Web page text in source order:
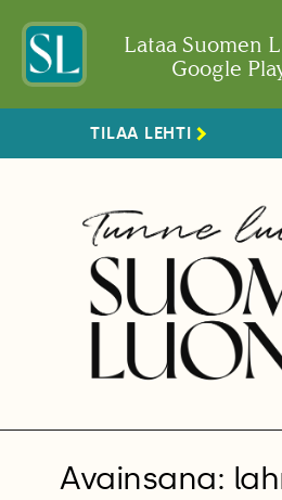
Lataa Suomen
Google
TILAA LEHTI
Avainsana: